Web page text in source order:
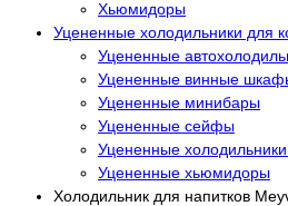
Хьюмидоры
Уцененные холодильники для
Уцененные
Уцененные винные
Уцененные минибары
Уцененные сейфы
Уцененные
Уцененные хьюмидоры
Холодильник для напитков